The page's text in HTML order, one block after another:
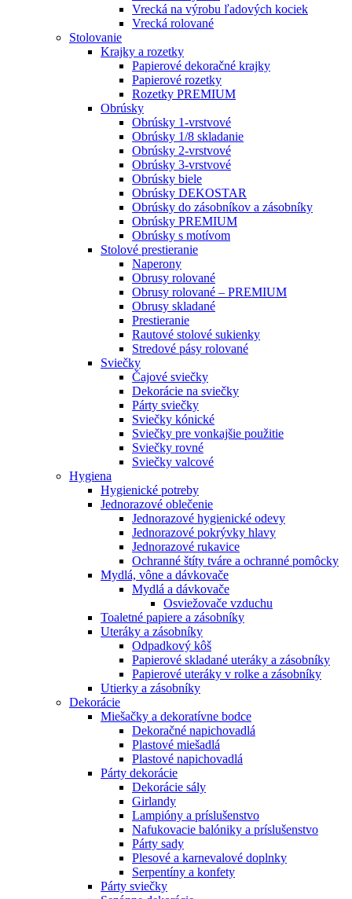
Vrecká na výrobu ľadových kociek
Vrecká rolované
Stolovanie
Krajky a rozetky
Papierové dekoračné krajky
Papierové rozetky
Rozetky PREMIUM
Obrúsky
Obrúsky 1-vrstvové
Obrúsky 1/8 skladanie
Obrúsky 2-vrstvové
Obrúsky 3-vrstvové
Obrúsky biele
Obrúsky DEKOSTAR
Obrúsky do zásobníkov a zásobníky
Obrúsky PREMIUM
Obrúsky s motívom
Stolové prestieranie
Naperony
Obrusy rolované
Obrusy rolované – PREMIUM
Obrusy skladané
Prestieranie
Rautové stolové sukienky
Stredové pásy rolované
Sviečky
Čajové sviečky
Dekorácie na sviečky
Párty sviečky
Sviečky kónické
Sviečky pre vonkajšie použitie
Sviečky rovné
Sviečky valcové
Hygiena
Hygienické potreby
Jednorazové oblečenie
Jednorazové hygienické odevy
Jednorazové pokrývky hlavy
Jednorazové rukavice
Ochranné štíty tváre a ochranné pomôcky
Mydlá, vône a dávkovače
Mydlá a dávkovače
Osviežovače vzduchu
Toaletné papiere a zásobníky
Uteráky a zásobníky
Odpadkový kôš
Papierové skladané uteráky a zásobníky
Papierové uteráky v rolke a zásobníky
Utierky a zásobníky
Dekorácie
Miešačky a dekoratívne bodce
Dekoračné napichovadlá
Plastové miešadlá
Plastové napichovadlá
Párty dekorácie
Dekorácie sály
Girlandy
Lampióny a príslušenstvo
Nafukovacie balóniky a príslušenstvo
Párty sady
Plesové a karnevalové doplnky
Serpentíny a konfety
Párty sviečky